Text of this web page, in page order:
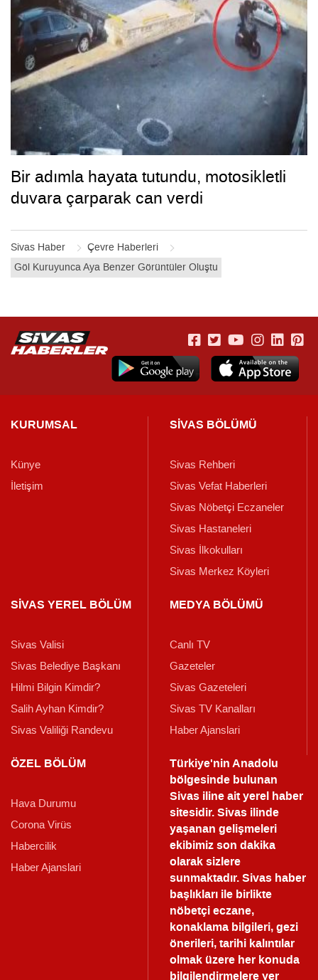
Sivas Haber
Çevre Haberleri
Göl Kuruyunca Aya Benzer Görüntüler Oluştu
Bir adımla hayata tutundu, motosikletli
duvara çarparak can verdi
KURUMSAL
Künye
İletişim
SİVAS BÖLÜMÜ
Sivas Rehberi
Sivas Vefat Haberleri
Sivas Nöbetçi Eczaneler
Sivas Hastaneleri
Sivas İlkokulları
Sivas Merkez Köyleri
SİVAS YEREL BÖLÜM
Sivas Valisi
Sivas Belediye Başkanı
Hilmi Bilgin Kimdir?
Salih Ayhan Kimdir?
Sivas Valiliği Randevu
MEDYA BÖLÜMÜ
Canlı TV
Gazeteler
Sivas Gazeteleri
Sivas TV Kanalları
Haber Ajanslari
ÖZEL BÖLÜM
Hava Durumu
Corona Virüs
Habercilik
Haber Ajanslari
Türkiye'nin Anadolu
bölgesinde bulunan
Sivas iline ait yerel haber
sitesidir. Sivas ilinde
yaşanan gelişmeleri
ekibimiz son dakika
olarak sizlere
sunmaktadır.Sivas haber
başlıkları ile birlikte
nöbetçi eczane,
konaklama bilgileri, gezi
önerileri, tarihi kalıntılar
olmak üzere her konuda
bilgilendirmelere yer